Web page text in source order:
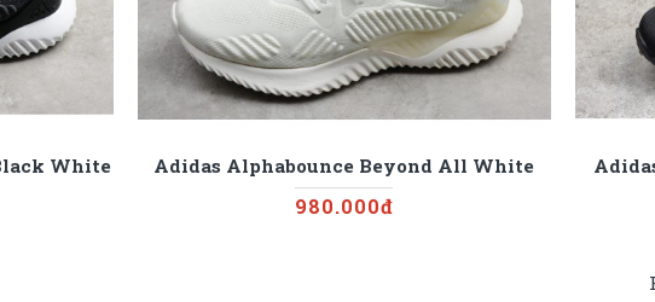
White Adidas Alphabounce Beyond All White
980.000đ